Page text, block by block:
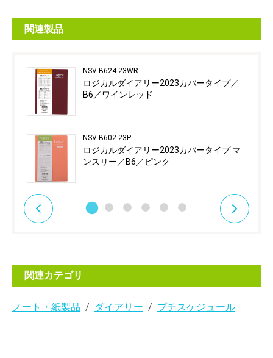
関連製品
NSV-B624-23WR
ロジカルダイアリー2023カバータイプ／
B6／ワインレッド
NSV-B602-23P
ロジカルダイアリー2023カバータイプ マ
ンスリー／B6／ピンク
関連カテゴリ
ノート・紙製品 ダイアリー プチスケジュール